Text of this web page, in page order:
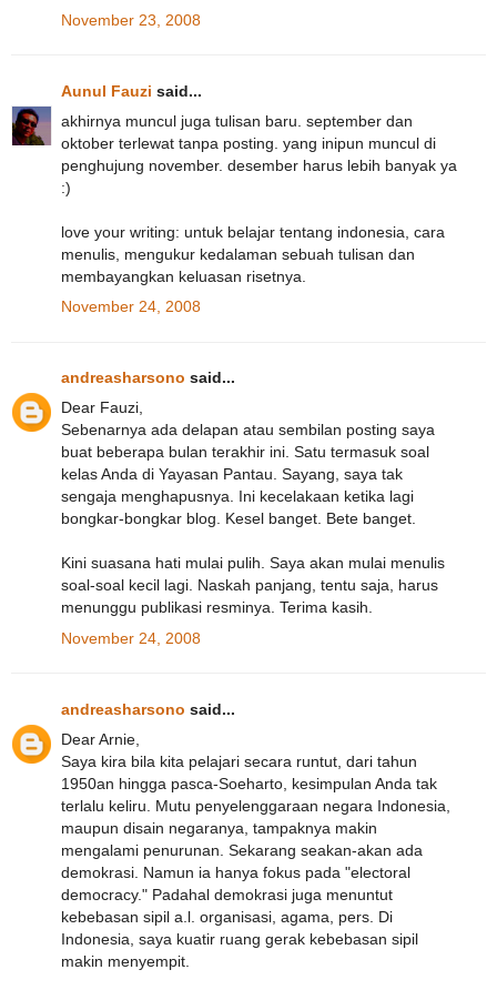
November 23, 2008
Aunul Fauzi said...
akhirnya muncul juga tulisan baru. september dan
oktober terlewat tanpa posting. yang inipun muncul di
penghujung november. desember harus lebih banyak ya
:)
love your writing: untuk belajar tentang indonesia, cara
menulis, mengukur kedalaman sebuah tulisan dan
membayangkan keluasan risetnya.
November 24, 2008
andreasharsono said...
Dear Fauzi,
Sebenarnya ada delapan atau sembilan posting saya
buat beberapa bulan terakhir ini. Satu termasuk soal
kelas Anda di Yayasan Pantau. Sayang, saya tak
sengaja menghapusnya. Ini kecelakaan ketika lagi
bongkar-bongkar blog. Kesel banget. Bete banget.
Kini suasana hati mulai pulih. Saya akan mulai menulis
soal-soal kecil lagi. Naskah panjang, tentu saja, harus
menunggu publikasi resminya. Terima kasih.
November 24, 2008
andreasharsono said...
Dear Arnie,
Saya kira bila kita pelajari secara runtut, dari tahun
1950an hingga pasca-Soeharto, kesimpulan Anda tak
terlalu keliru. Mutu penyelenggaraan negara Indonesia,
maupun disain negaranya, tampaknya makin
mengalami penurunan. Sekarang seakan-akan ada
demokrasi. Namun ia hanya fokus pada "electoral
democracy." Padahal demokrasi juga menuntut
kebebasan sipil a.l. organisasi, agama, pers. Di
Indonesia, saya kuatir ruang gerak kebebasan sipil
makin menyempit.